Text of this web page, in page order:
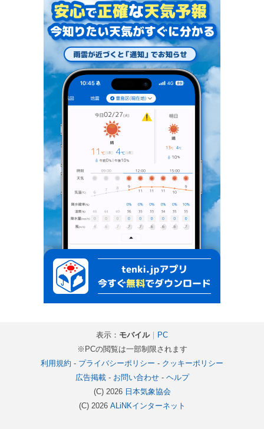
表示： モバイル｜ PC
※PCの閲覧は一部制限されます
利用規約 - プライバシーポリシー - クッキーポリシー
広告掲載- お問い合わせ- ヘルプ
(C) 2026 日本気象協会
(C) 2026 ALiNKインターネット